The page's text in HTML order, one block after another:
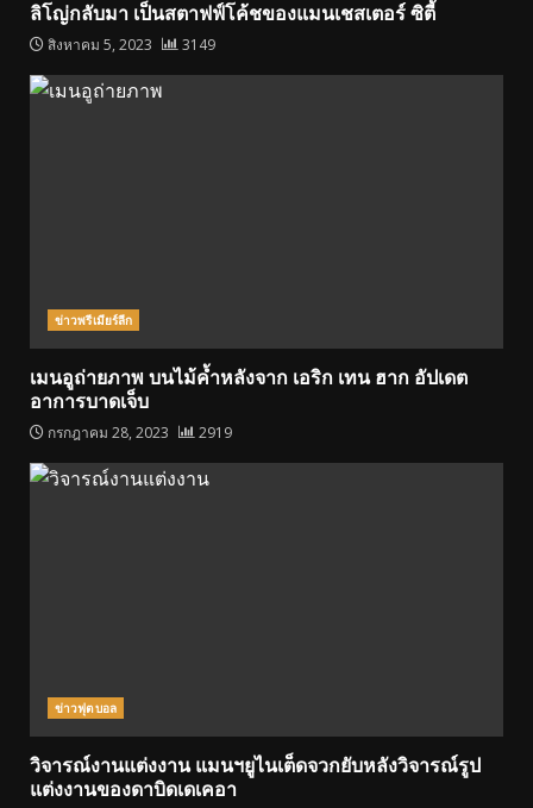
ลิโญ่กลับมา เป็นสตาฟฟ์โค้ชของแมนเชสเตอร์ ซิตี้
สิงหาคม 5, 2023 3149
ข่าวพรีเมียร์ลีก
เมนอูถ่ายภาพ บนไม้ค้ำหลังจาก เอริก เทน ฮาก อัปเดต
อาการบาดเจ็บ
กรกฎาคม 28, 2023 2919
ข่าวฟุตบอล
วิจารณ์งานแต่งงาน แมนฯยูไนเต็ดจวกยับหลังวิจารณ์รูป
แต่งงานของดาบิดเดเคอา